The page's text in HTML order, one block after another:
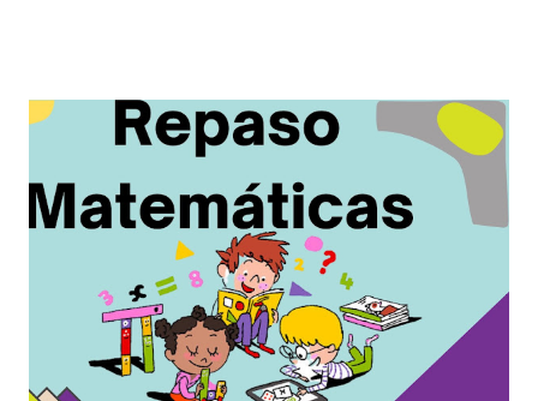
alumnos de primer grado de primaria. Gracias por seguir a
nuestro blog educativo, también agradecemos a los creadores
de los diferentes materiales que hacen que todo esto sea
posible, recordándoles que nosotros solo los compartimos con
fines educativos, didácticos e informativos. ☺️ Obtén
documento completo aquí 👇👇👇 Matemáticas Primer Grado